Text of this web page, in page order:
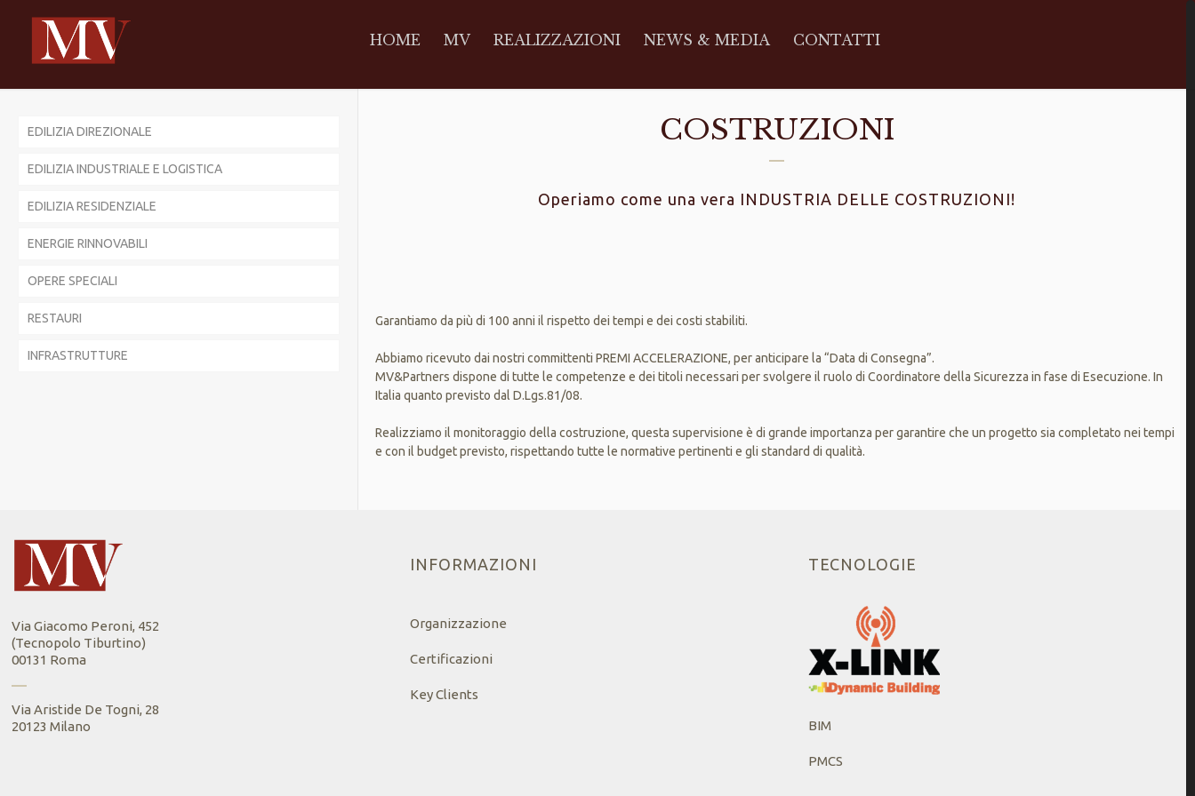
HOME MV REALIZZAZIONI NEWS & MEDIA CONTATTI
COSTRUZIONI
Operiamo come una vera INDUSTRIA DELLE COSTRUZIONI!
Garantiamo da più di 100 anni il rispetto dei tempi e dei costi stabiliti.
Abbiamo ricevuto dai nostri committenti PREMI ACCELERAZIONE, per anticipare la “Data di Consegna”.
MV&Partners dispone di tutte le competenze e dei titoli necessari per svolgere il ruolo di Coordinatore della Sicurezza in fase di Esecuzione. In
Italia quanto previsto dal D.Lgs.81/08.
Realizziamo il monitoraggio della costruzione, questa supervisione è di grande importanza per garantire che un progetto sia completato nei tempi
e con il budget previsto, rispettando tutte le normative pertinenti e gli standard di qualità.
EDILIZIA DIREZIONALE
EDILIZIA INDUSTRIALE E LOGISTICA
EDILIZIA RESIDENZIALE
ENERGIE RINNOVABILI
OPERE SPECIALI
RESTAURI
INFRASTRUTTURE
Via Giacomo Peroni, 452
(Tecnopolo Tiburtino)
00131 Roma
Via Aristide De Togni, 28
20123 Milano
INFORMAZIONI
Organizzazione
Certificazioni
Key Clients
TECNOLOGIE
BIM
PMCS